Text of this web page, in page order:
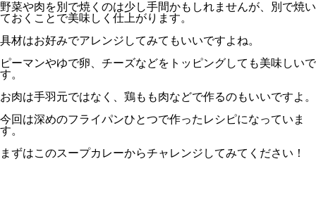
野菜や肉を別で焼くのは少し手間かもしれませんが、別で焼い
ておくことで美味しく仕上がります。
具材はお好みでアレンジしてみてもいいですよね。
ピーマンやゆで卵、チーズなどをトッピングしても美味しいで
す。
お肉は手羽元ではなく、鶏もも肉などで作るのもいいですよ。
今回は深めのフライパンひとつで作ったレシピになっていま
す。
まずはこのスープカレーからチャレンジしてみてください！